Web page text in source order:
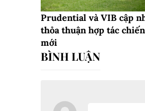
Prudential và VIB cập
thỏa thuận hợp tác
mới